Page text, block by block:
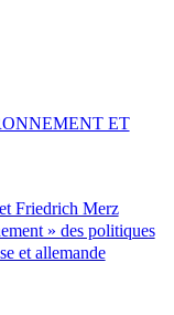
Friedrich Merz
» des politiques
et allemande
ET